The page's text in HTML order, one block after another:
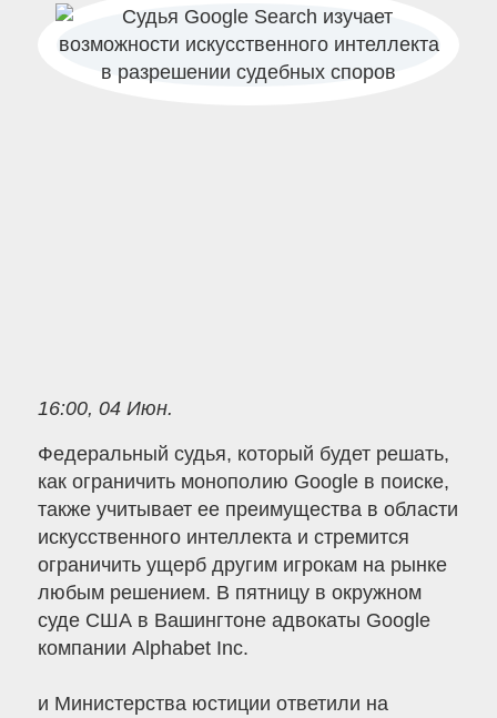
16:00, 04 Июн.
Федеральный судья, который будет решать,
как ограничить монополию Google в поиске,
также учитывает ее преимущества в области
искусственного интеллекта и стремится
ограничить ущерб другим игрокам на рынке
любым решением. В пятницу в окружном
суде США в Вашингтоне адвокаты Google
компании Alphabet Inc.
и Министерства юстиции ответили на